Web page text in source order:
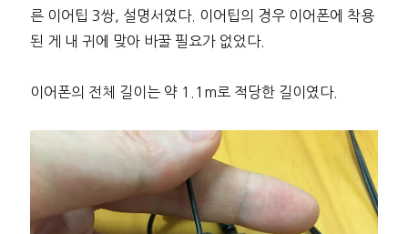
른 이어팁 3쌍, 설명서였다. 이어팁의 경우 이어폰에 착용
된 게 내 귀에 맞아 바꿀 필요가 없었다.
이어폰의 전체 길이는 약 1.1m로 적당한 길이였다.